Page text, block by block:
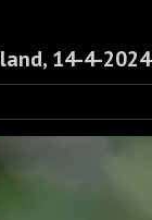
14-4-2024